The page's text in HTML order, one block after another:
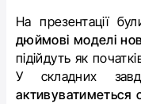
На презентації
дюймові моделі
підійдуть як
У складних
активуватиметься